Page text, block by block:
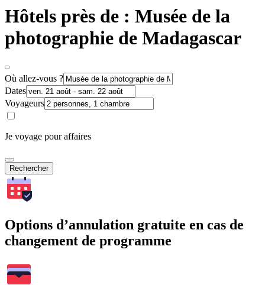
Hôtels près de : Musée de la
photographie de Madagascar
Où allez-vous ?
Dates
Voyageurs
Je voyage pour affaires
Rechercher
Options d’annulation gratuite en cas de
changement de programme